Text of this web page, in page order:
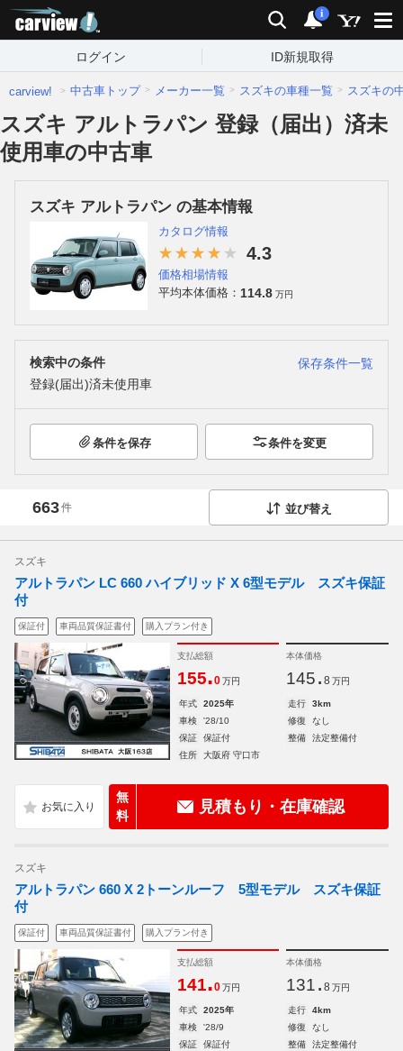
検索 通知
i
ログイン ID新規取得
carview! 中古車トップ メーカー一覧 スズキの車種一覧 スズキの
スズキ アルトラパン 登録（届出）済未
使用車の中古車
スズキ アルトラパン の基本情報
カタログ情報
4.3
価格相場情報
平均本体価格： 114.8 万円
検索中の条件
保存条件一覧
登録(届出)済未使用車
条件を保存 条件を変更
663件 並び替え
スズキ
アルトラパン LC 660 ハイブリッド X 6型モデル スズキ保証
付
保証付 車両品質保証書付 購入プラン付き
支払総額
155.0 万円
本体価格
145. 8 万円
年式 2025年 走行
3km
車検
'28/10 修復
なし
保証
保証付 整備
法定整備付
住所
大阪府 守口市
無
料
見積もり・在庫確認
スズキ
アルトラパン 660 X 2トーンルーフ 5型モデル スズキ保証
付
保証付 車両品質保証書付 購入プラン付き
支払総額
141.0 万円
本体価格
131. 8 万円
年式 2025年 走行
4km
車検
'28/9 修復
なし
保証
保証付 整備
法定整備付